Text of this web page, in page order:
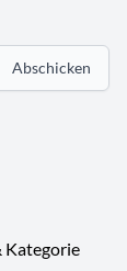
Abschicken
Kategorie